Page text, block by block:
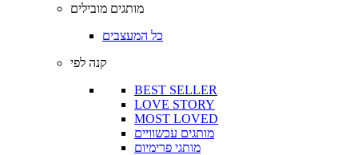
מותגים מובילים
כל המעצבים
קנה לפי
BEST SELLER
LOVE STORY
MOST LOVED
מותגים עכשוויים
מותגי פרימיום